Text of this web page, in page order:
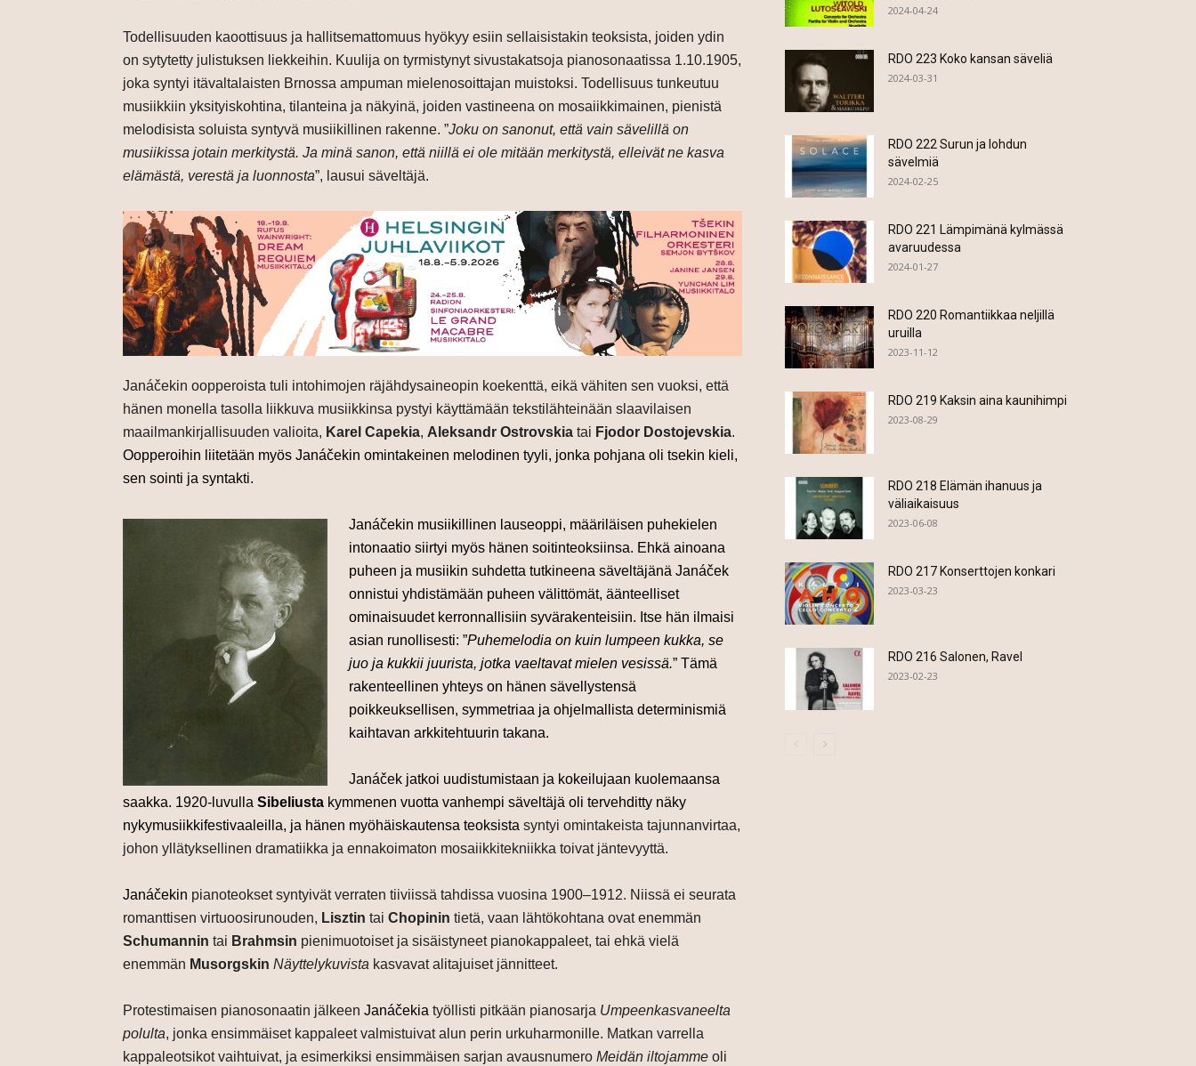
Todellisuuden kaoottisuus ja hallitsemattomuus hyökyy esiin sellaisistakin teoksista, joiden ydin
on sytytetty julistuksen liekkeihin. Kuulija on tyrmistynyt sivustakatsoja pianosonaatissa 1.10.1905,
joka syntyi itävaltalaisten Brnossa ampuman mielenosoittajan muistoksi. Todellisuus tunkeutuu
musiikkiin yksityiskohtina, tilanteina ja näkyinä, joiden vastineena on mosaiikkimainen, pienistä
melodisista soluista syntyvä musiikillinen rakenne. ”Joku on sanonut, että vain sävelillä on
musiikissa jotain merkitystä. Ja minä sanon, että niillä ei ole mitään merkitystä, elleivät ne kasva
elämästä, verestä ja luonnosta”, lausui säveltäjä.
Janáčekin oopperoista tuli intohimojen räjähdysaineopin koekenttä, eikä vähiten sen vuoksi, että
hänen monella tasolla liikkuva musiikkinsa pystyi käyttämään tekstilähteinään slaavilaisen
maailmankirjallisuuden valioita, Karel Capekia, Aleksandr Ostrovskia tai Fjodor Dostojevskia.
Oopperoihin liitetään myös Janáčekin omintakeinen melodinen tyyli, jonka pohjana oli tsekin kieli,
sen sointi ja syntakti.
Janáčekin musiikillinen lauseoppi, määriläisen puhekielen
intonaatio siirtyi myös hänen soitinteoksiinsa. Ehkä ainoana
puheen ja musiikin suhdetta tutkineena säveltäjänä Janáček
onnistui yhdistämään puheen välittömät, äänteelliset
ominaisuudet kerronnallisiin syvärakenteisiin. Itse hän ilmaisi
asian runollisesti: ”Puhemelodia on kuin lumpeen kukka, se
juo ja kukkii juurista, jotka vaeltavat mielen vesissä.” Tämä
rakenteellinen yhteys on hänen sävellystensä
poikkeuksellisen, symmetriaa ja ohjelmallista determinismiä
kaihtavan arkkitehtuurin takana.
Janáček jatkoi uudistumistaan ja kokeilujaan kuolemaansa
saakka. 1920-luvulla Sibeliusta kymmenen vuotta vanhempi säveltäjä oli tervehditty näky
nykymusiikkifestivaaleilla, ja hänen myöhäiskautensa teoksista syntyi omintakeista tajunnanvirtaa,
johon yllätyksellinen dramatiikka ja ennakoimaton mosaiikkitekniikka toivat jäntevyyttä.
Janáčekin pianoteokset syntyivät verraten tiiviissä tahdissa vuosina 1900–1912. Niissä ei seurata
romanttisen virtuoosirunouden, Lisztin tai Chopinin tietä, vaan lähtökohtana ovat enemmän
Schumannin tai Brahmsin pienimuotoiset ja sisäistyneet pianokappaleet, tai ehkä vielä
enemmän Musorgskin Näyttelykuvista kasvavat alitajuiset jännitteet.
Protestimaisen pianosonaatin jälkeen Janáčekia työllisti pitkään pianosarja Umpeenkasvaneelta
polulta, jonka ensimmäiset kappaleet valmistuivat alun perin urkuharmonille. Matkan varrella
kappaleotsikot vaihtuivat, ja esimerkiksi ensimmäisen sarjan avausnumero Meidän iltojamme oli
2024-04-24
RDO 223 Koko kansan säveliä
2024-03-31
RDO 222 Surun ja lohdun
sävelmiä
2024-02-25
RDO 221 Lämpimänä kylmässä
avaruudessa
2024-01-27
RDO 220 Romantiikkaa neljillä
uruilla
2023-11-12
RDO 219 Kaksin aina kaunihimpi
2023-08-29
RDO 218 Elämän ihanuus ja
väliaikaisuus
2023-06-08
RDO 217 Konserttojen konkari
2023-03-23
RDO 216 Salonen, Ravel
2023-02-23